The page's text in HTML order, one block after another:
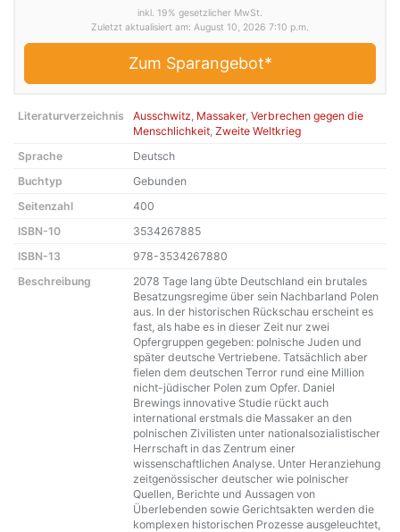
inkl. 19% gesetzlicher MwSt.
Zuletzt aktualisiert am: August 10, 2026 7:10 p.m.
Zum Sparangebot*
Literaturverzeichnis Ausschwitz, Massaker, Verbrechen gegen die
Menschlichkeit, Zweite Weltkrieg
Sprache
Deutsch
Buchtyp
Gebunden
Seitenzahl
400
ISBN-10
3534267885
ISBN-13
978-3534267880
Beschreibung
2078 Tage lang übte Deutschland ein brutales
Besatzungsregime über sein Nachbarland Polen
aus. In der historischen Rückschau erscheint es
fast, als habe es in dieser Zeit nur zwei
Opfergruppen gegeben: polnische Juden und
später deutsche Vertriebene. Tatsächlich aber
fielen dem deutschen Terror rund eine Million
nicht-jüdischer Polen zum Opfer. Daniel
Brewings innovative Studie rückt auch
international erstmals die Massaker an den
polnischen Zivilisten unter nationalsozialistischer
Herrschaft in das Zentrum einer
wissenschaftlichen Analyse. Unter Heranziehung
zeitgenössischer deutscher wie polnischer
Quellen, Berichte und Aussagen von
Überlebenden sowie Gerichtsakten werden die
komplexen historischen Prozesse ausgeleuchtet,